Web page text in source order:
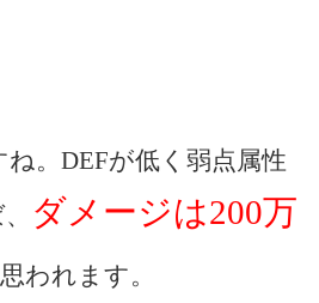
ね。DEFが低く弱点属性
ダメージは200万
われます。